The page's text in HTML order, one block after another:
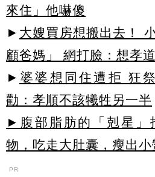
來住」他嚇傻
► 大嫂買房想搬出去！
顧爸媽」 網打臉：想孝
► 婆婆想同住遭拒 狂
勸：孝順不該犧牲另一半
►腹部脂肪的「剋星」
物，吃走大肚囊，瘦出小
PR